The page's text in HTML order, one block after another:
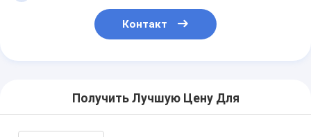
Контакт
Получить Лучшую Цену Для